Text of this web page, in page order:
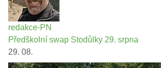
redakce-PN
Předškolní swap Stodůlky 29. srpna
29. 08.